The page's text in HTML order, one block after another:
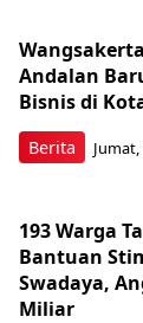
Berita
Andalan
Bisnis di
Jumat,
193 Warga
Bantuan
Swadaya,
Miliar